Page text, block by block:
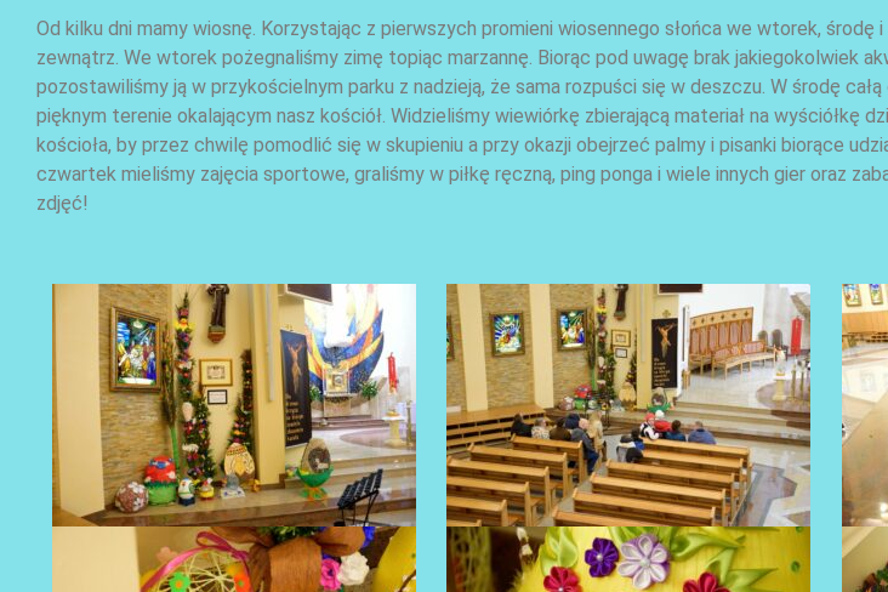
Od kilku dni mamy wiosnę. Korzystając z pierwszych promieni wiosennego słońca we wtorek, środę
zewnątrz. We wtorek pożegnaliśmy zimę topiąc marzannę. Biorąc pod uwagę brak jakiegokolwiek
pozostawiliśmy ją w przykościelnym parku z nadzieją, że sama rozpuści się w deszczu. W środę
pięknym terenie okalającym nasz kościół. Widzieliśmy wiewiórkę zbierającą materiał na wyściółkę
kościoła, by przez chwilę pomodlić się w skupieniu a przy okazji obejrzeć palmy i pisanki biorące
czwartek mieliśmy zajęcia sportowe, graliśmy w piłkę ręczną, ping ponga i wiele innych gier oraz
zdjęć!